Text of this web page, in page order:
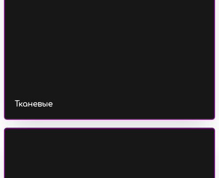
Тканевые